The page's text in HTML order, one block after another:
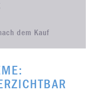
dem Kauf